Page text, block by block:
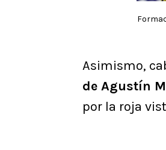
Asimismo,
de Agustín
por la roja